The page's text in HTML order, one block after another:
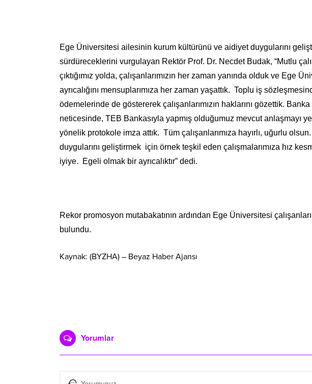
Ege Üniversitesi ailesinin kurum kültürünü ve aidiyet duygularını
sürdüreceklerini vurgulayan Rektör Prof. Dr. Necdet Budak, “Mutlu
çıktığımız yolda, çalışanlarımızın her zaman yanında olduk ve Ege
ayrıcalığını mensuplarımıza her zaman yaşattık. Toplu iş
ödemelerinde de göstererek çalışanlarımızın haklarını gözettik.
neticesinde, TEB Bankasıyla yapmış olduğumuz mevcut anlaşmayı
yönelik protokole imza attık. Tüm çalışanlarımıza hayırlı, uğurlu
duygularını geliştirmek için örnek teşkil eden çalışmalarımıza hız
iyiye. Egeli olmak bir ayrıcalıktır” dedi.
Rekor promosyon mutabakatının ardından Ege Üniversitesi
bulundu.
Kaynak: (BYZHA) – Beyaz Haber Ajansı
Yorumlar